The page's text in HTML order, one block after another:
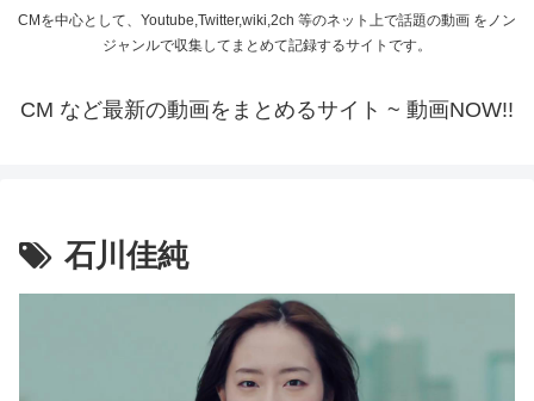
CMを中心として、Youtube,Twitter,wiki,2ch 等のネット上で話題の動画 をノン
ジャンルで収集してまとめて記録するサイトです。
CM など最新の動画をまとめるサイト ~ 動画NOW!!
石川佳純